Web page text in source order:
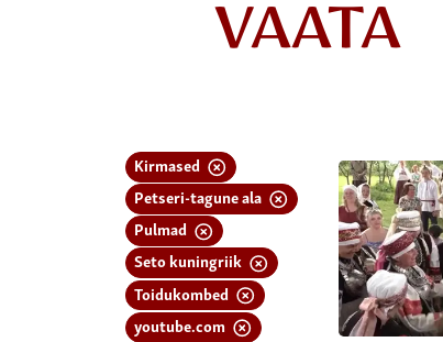
VAATA
Kirmased
Petseri-tagune ala
Pulmad
Seto kuningriik
Toidukombed
youtube.com